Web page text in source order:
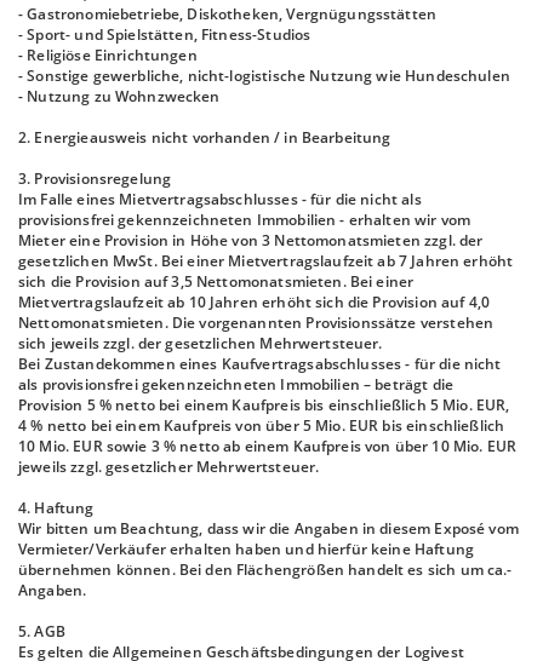
- Gastronomiebetriebe, Diskotheken, Vergnügungsstätten
- Sport- und Spielstätten, Fitness-Studios
- Religiöse Einrichtungen
- Sonstige gewerbliche, nicht-logistische Nutzung wie Hundeschulen
- Nutzung zu Wohnzwecken
2. Energieausweis nicht vorhanden / in Bearbeitung
3. Provisionsregelung
Im Falle eines Mietvertragsabschlusses - für die nicht als
provisionsfrei gekennzeichneten Immobilien - erhalten wir vom
Mieter eine Provision in Höhe von 3 Nettomonatsmieten zzgl. der
gesetzlichen MwSt. Bei einer Mietvertragslaufzeit ab 7 Jahren erhöht
sich die Provision auf 3,5 Nettomonatsmieten. Bei einer
Mietvertragslaufzeit ab 10 Jahren erhöht sich die Provision auf 4,0
Nettomonatsmieten. Die vorgenannten Provisionssätze verstehen
sich jeweils zzgl. der gesetzlichen Mehrwertsteuer.
Bei Zustandekommen eines Kaufvertragsabschlusses - für die nicht
als provisionsfrei gekennzeichneten Immobilien – beträgt die
Provision 5 % netto bei einem Kaufpreis bis einschließlich 5 Mio. EUR,
4 % netto bei einem Kaufpreis von über 5 Mio. EUR bis einschließlich
10 Mio. EUR sowie 3 % netto ab einem Kaufpreis von über 10 Mio. EUR
jeweils zzgl. gesetzlicher Mehrwertsteuer.
4. Haftung
Wir bitten um Beachtung, dass wir die Angaben in diesem Exposé vom
Vermieter/Verkäufer erhalten haben und hierfür keine Haftung
übernehmen können. Bei den Flächengrößen handelt es sich um ca.-
Angaben.
5. AGB
Es gelten die Allgemeinen Geschäftsbedingungen der Logivest